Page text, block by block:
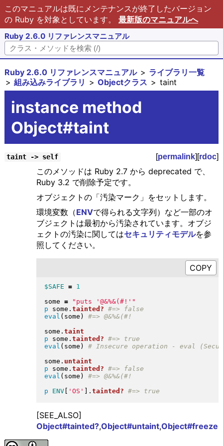
このマニュアルは既にメンテナンスが終了したバージョン
の Ruby を対象としています。 最新版のマニュアルへ
Ruby 2.6.0 リファレンスマニュアル
Ruby 2.6.0 リファレンスマニュアル
ライブラリ一覧
組み込みライブラリ
Objectクラス taint
instance method
Object#taint
taint -> self [permalink][rdoc]
このメソッドは Ruby 2.7 から deprecated で、
Ruby 3.2 で削除予定です。
オブジェクトの「汚染マーク」をセットします。
環境変数（ENVで得られる文字列）など一部のオ
ブジェクトは最初から汚染されています。オブジ
ェクトの汚染に関してはセキュリティモデルを参
照してください。
$SAFE =
1
some = " puts '@&%&(#!' "
p some . tainted?
eval ( some )
some . taint
p some . tainted?
eval ( some )
some . untaint
p some . tainted?
eval ( some )
p
ENV[ 'OS' . tainted?
[SEE_ALSO]
Object#tainted?,Object#untaint,Object#freeze